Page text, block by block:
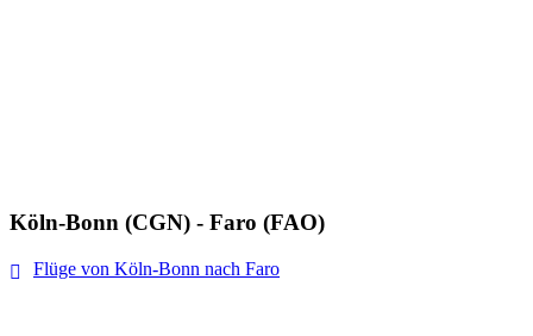
Köln-Bonn (CGN) - Faro (FAO)
Flüge von Köln-Bonn nach Faro